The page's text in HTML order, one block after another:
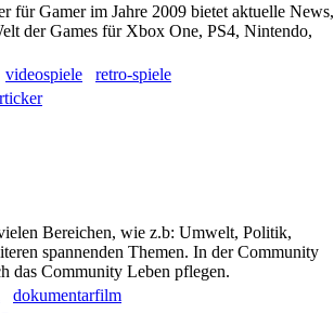
für Gamer im Jahre 2009 bietet aktuelle News,
der Games für Xbox One, PS4, Nintendo,
videospiele
retro-spiele
Bereichen, wie z.b: Umwelt, Politik,
spannenden Themen. In der Community
das Community Leben pflegen.
dokumentarfilm